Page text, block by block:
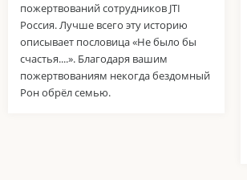
пожертвований сотрудников JTI
Россия. Лучше всего эту историю
описывает пословица «Не было бы
счастья....». Благодаря вашим
пожертвованиям некогда бездомный
Рон обрёл семью.